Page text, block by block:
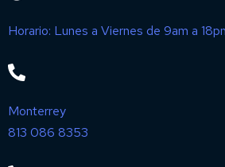
Horario: Lunes a Viernes de 9am a
Monterrey
813 086 8353